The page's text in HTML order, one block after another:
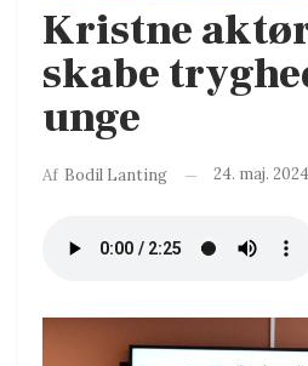
Kristne
skabe
unge
Af Bodil Lanting 24. maj.